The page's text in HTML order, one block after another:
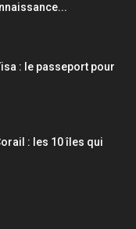
: le passeport pour
: les 10 îles qui